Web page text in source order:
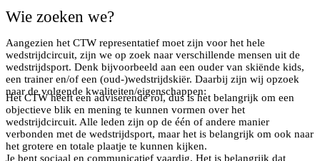
Wie zoeken we?
Aangezien het CTW representatief moet zijn voor het hele
wedstrijdcircuit, zijn we op zoek naar verschillende mensen uit de
wedstrijdsport. Denk bijvoorbeeld aan een ouder van skiënde kids,
een trainer en/of een (oud-)wedstrijdskiër. Daarbij zijn wij opzoek
naar de volgende kwaliteiten/eigenschappen:
Het CTW heeft een adviserende rol, dus is het belangrijk om een
objectieve blik en mening te kunnen vormen over het
wedstrijdcircuit. Alle leden zijn op de één of andere manier
verbonden met de wedstrijdsport, maar het is belangrijk om ook naar
het grotere en totale plaatje te kunnen kijken.
Je bent sociaal en communicatief vaardig. Het is belangrijk dat